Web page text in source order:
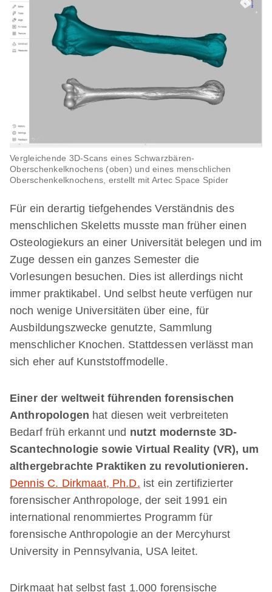
Vergleichende 3D-Scans eines Schwarzbären-
Oberschenkelknochens (oben) und eines menschlichen
Oberschenkelknochens, erstellt mit Artec Space Spider
Für ein derartig tiefgehendes Verständnis des
menschlichen Skeletts musste man früher einen
Osteologiekurs an einer Universität belegen und im
Zuge dessen ein ganzes Semester die
Vorlesungen besuchen. Dies ist allerdings nicht
immer praktikabel. Und selbst heute verfügen nur
noch wenige Universitäten über eine, für
Ausbildungszwecke genutzte, Sammlung
menschlicher Knochen. Stattdessen verlässt man
sich eher auf Kunststoffmodelle.
Einer der weltweit führenden forensischen
Anthropologen hat diesen weit verbreiteten
Bedarf früh erkannt und nutzt modernste 3D-
Scantechnologie sowie Virtual Reality (VR), um
althergebrachte Praktiken zu revolutionieren.
Dennis C. Dirkmaat, Ph.D. ist ein zertifizierter
forensischer Anthropologe, der seit 1991 ein
international renommiertes Programm für
forensische Anthropologie an der Mercyhurst
University in Pennsylvania, USA leitet.
Dirkmaat hat selbst fast 1.000 forensische